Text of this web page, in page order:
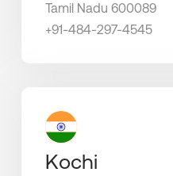
Tamil Nadu 600089
+91-484-297-4545
Kochi